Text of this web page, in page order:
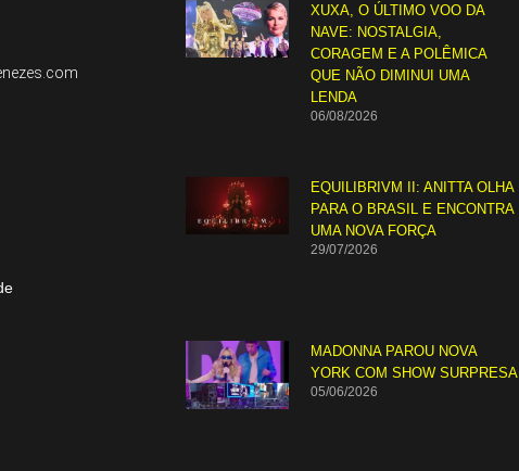
XUXA, O ÚLTIMO VOO DA
NAVE: NOSTALGIA,
CORAGEM E A POLÊMICA
QUE NÃO DIMINUI UMA
LENDA
06/08/2026
EQUILIBRIVM II: ANITTA OLHA
PARA O BRASIL E ENCONTRA
UMA NOVA FORÇA
29/07/2026
MADONNA PAROU NOVA
YORK COM SHOW SURPRESA
05/06/2026